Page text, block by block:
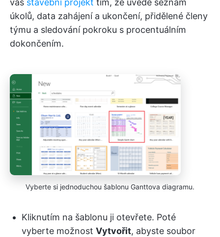
úkolů, data zahájení a ukončení, přidělené členy
týmu a sledování pokroku s procentuálním
dokončením.
Vyberte si jednoduchou šablonu Ganttova diagramu.
Kliknutím na šablonu ji otevřete. Poté
vyberte možnost Vytvořit, abyste soubor